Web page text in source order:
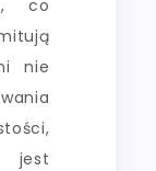
co
nie
jest